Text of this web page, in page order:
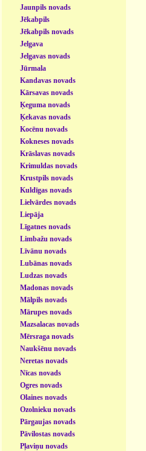
Jaunpils novads
Jēkabpils
Jēkabpils novads
Jelgava
Jelgavas novads
Jūrmala
Kandavas novads
Kārsavas novads
Ķeguma novads
Ķekavas novads
Kocēnu novads
Kokneses novads
Krāslavas novads
Krimuldas novads
Krustpils novads
Kuldīgas novads
Lielvārdes novads
Liepāja
Līgatnes novads
Limbažu novads
Līvānu novads
Lubānas novads
Ludzas novads
Madonas novads
Mālpils novads
Mārupes novads
Mazsalacas novads
Mērsraga novads
Naukšēnu novads
Neretas novads
Nīcas novads
Ogres novads
Olaines novads
Ozolnieku novads
Pārgaujas novads
Pāvilostas novads
Pļaviņu novads